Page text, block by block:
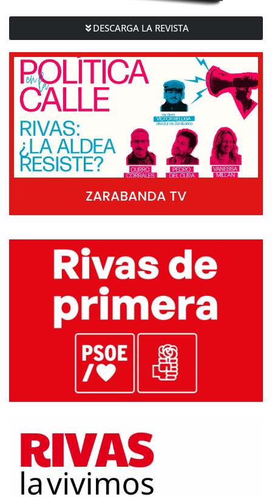
DESCARGA LA REVISTA
ZARABANDA TV